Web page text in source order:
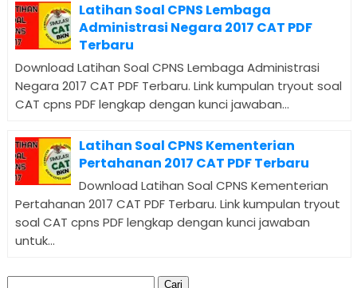
Latihan Soal CPNS Lembaga
Administrasi Negara 2017 CAT PDF
Terbaru
Download Latihan Soal CPNS Lembaga Administrasi
Negara 2017 CAT PDF Terbaru. Link kumpulan tryout soal
CAT cpns PDF lengkap dengan kunci jawaban...
Latihan Soal CPNS Kementerian
Pertahanan 2017 CAT PDF Terbaru
Download Latihan Soal CPNS Kementerian
Pertahanan 2017 CAT PDF Terbaru. Link kumpulan tryout
soal CAT cpns PDF lengkap dengan kunci jawaban
untuk...